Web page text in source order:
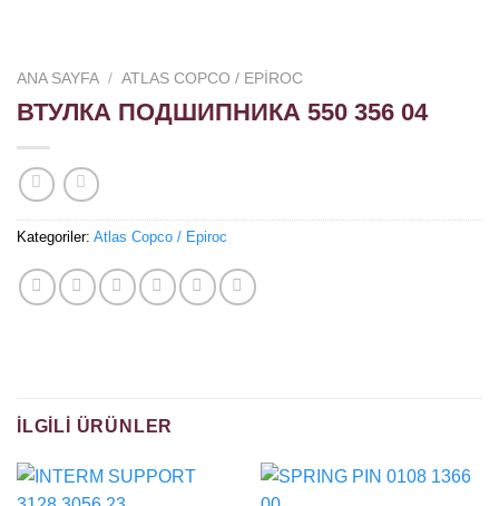
ANA SAYFA / ATLAS COPCO / EPIROC
ВТУЛКА ПОДШИПНИКА 550 356 04
Kategoriler: Atlas Copco / Epiroc
İLGILI ÜRÜNLER